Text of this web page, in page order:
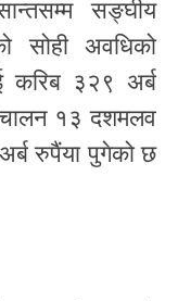
सङ्घीय
सोही अवधिको
करिब ३२९ अर्ब
१३ दशमलव
रुपैंया पुगेको छ